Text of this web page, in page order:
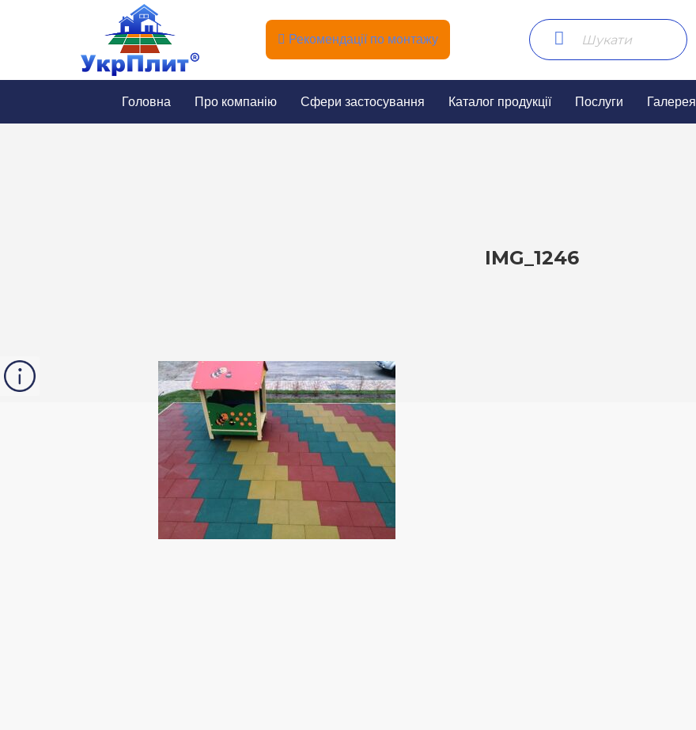
Рекомендації по монтажу
Головна Про компанію Сфери застосування Каталог продукції Послуги Галерея
IMG_1246